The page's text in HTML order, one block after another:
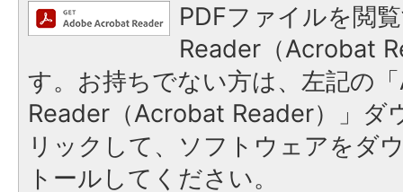
PDFファイルを閲
Reader（Acrobat
す。お持ちでない方は、左記の
Reader（Acrobat Reader）」ダ
リックして、ソフトウェアをダ
トールしてください。